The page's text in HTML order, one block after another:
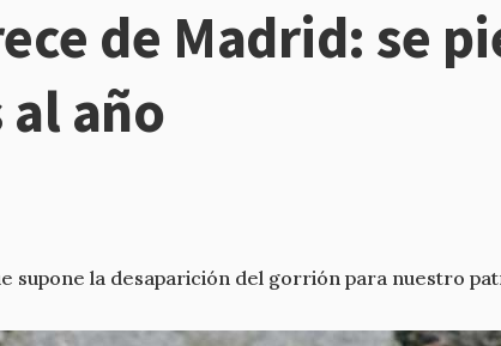
de Madrid: se
año
supone la desaparición del gorrión para nuestro